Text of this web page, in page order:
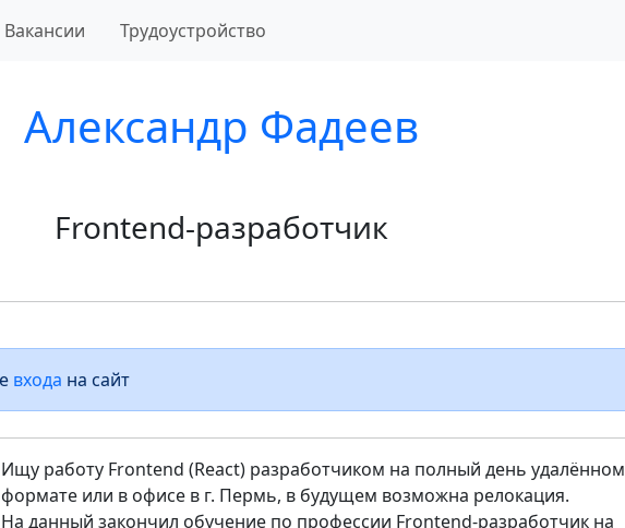
Вакансии Трудоустройство
Александр Фадеев
Frontend-разработчик
входа на сайт
Ищу работу Frontend (React) разработчиком на полный день удалённом
формате или в офисе в г. Пермь, в будущем возможна релокация.
На данный закончил обучение по профессии Frontend-разработчик на